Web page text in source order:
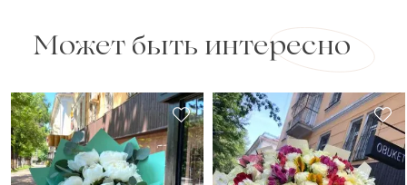
Может быть интересно